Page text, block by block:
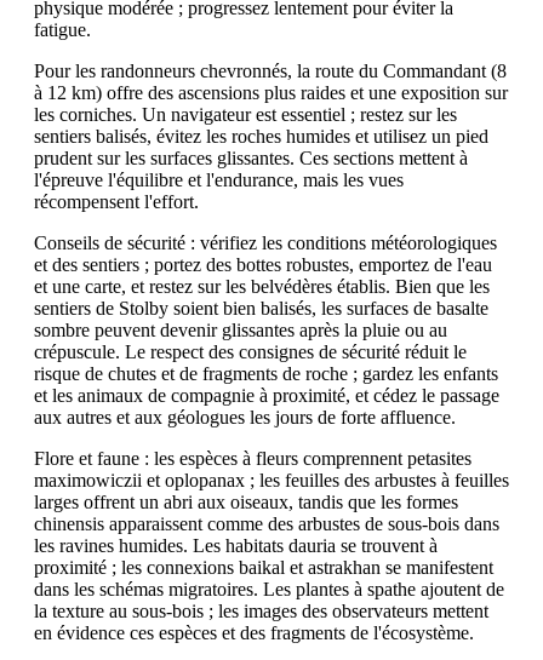
physique modérée ; progressez lentement pour éviter la
fatigue.
Pour les randonneurs chevronnés, la route du Commandant (8
à 12 km) offre des ascensions plus raides et une exposition sur
les corniches. Un navigateur est essentiel ; restez sur les
sentiers balisés, évitez les roches humides et utilisez un pied
prudent sur les surfaces glissantes. Ces sections mettent à
l'épreuve l'équilibre et l'endurance, mais les vues
récompensent l'effort.
Conseils de sécurité : vérifiez les conditions météorologiques
et des sentiers ; portez des bottes robustes, emportez de l'eau
et une carte, et restez sur les belvédères établis. Bien que les
sentiers de Stolby soient bien balisés, les surfaces de basalte
sombre peuvent devenir glissantes après la pluie ou au
crépuscule. Le respect des consignes de sécurité réduit le
risque de chutes et de fragments de roche ; gardez les enfants
et les animaux de compagnie à proximité, et cédez le passage
aux autres et aux géologues les jours de forte affluence.
Flore et faune : les espèces à fleurs comprennent petasites
maximowiczii et oplopanax ; les feuilles des arbustes à feuilles
larges offrent un abri aux oiseaux, tandis que les formes
chinensis apparaissent comme des arbustes de sous-bois dans
les ravines humides. Les habitats dauria se trouvent à
proximité ; les connexions baikal et astrakhan se manifestent
dans les schémas migratoires. Les plantes à spathe ajoutent de
la texture au sous-bois ; les images des observateurs mettent
en évidence ces espèces et des fragments de l'écosystème.